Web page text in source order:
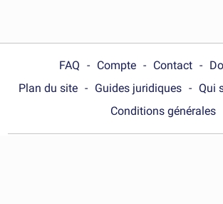
FAQ Compte Contact
Plan du site
Guides juridiques
Qui
Conditions générales